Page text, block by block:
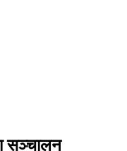
सञ्चालन